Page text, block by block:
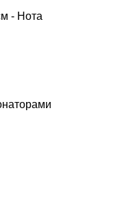
- Нота